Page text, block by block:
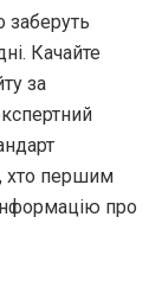
заберуть
Качайте
за
хто першим
про